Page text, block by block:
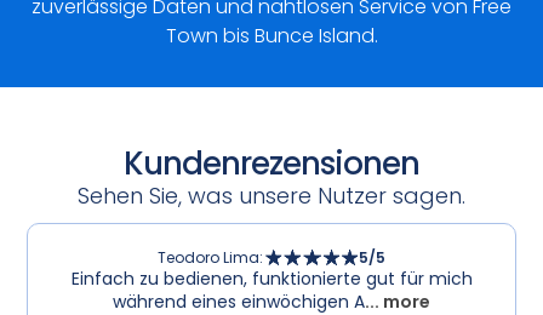
zuverlässige Daten und nahtlosen Service von Free
Town bis Bunce Island.
Kundenrezensionen
Sehen Sie, was unsere Nutzer sagen.
Teodoro Lima: 5/5
Einfach zu bedienen, funktionierte gut für mich
während eines einwöchigen A... more